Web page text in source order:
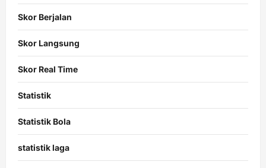
Skor Berjalan
Skor Langsung
Skor Real Time
Statistik
Statistik Bola
statistik laga